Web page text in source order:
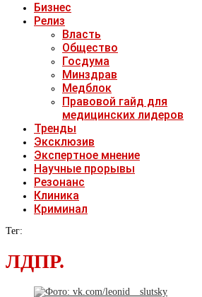
Бизнес
Релиз
Власть
Общество
Госдума
Минздрав
Медблок
Правовой гайд для
медицинских лидеров
Тренды
Эксклюзив
Экспертное мнение
Научные прорывы
Резонанс
Клиника
Криминал
Тег:
ЛДПР.